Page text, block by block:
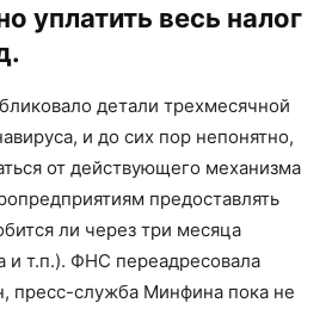
уплатить весь налог
детали трехмесячной
и до сих пор непонятно,
от действующего механизма
предоставлять
ли через три месяца
и т.п.). ФНС переадресовала
пресс-служба Минфина пока не